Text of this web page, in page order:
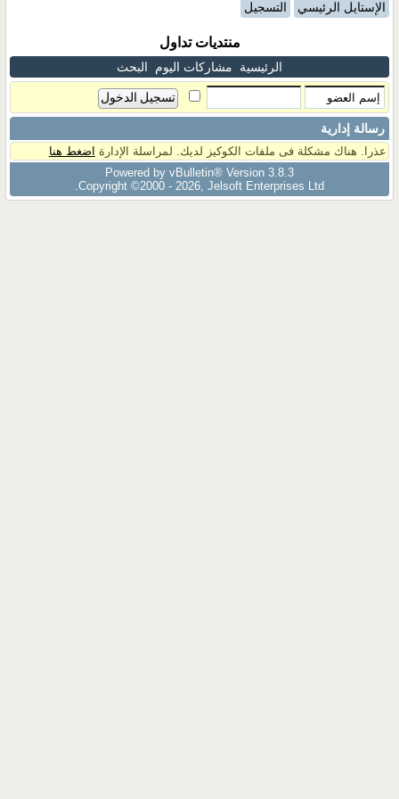
الإستايل الرئيسي التسجيل
منتديات تداول
الرئيسية مشاركات اليوم البحث
رسالة إدارية
عذرا. هناك مشكلة فى ملفات الكوكيز لديك. لمراسلة الإدارة اضغط هنا
Powered by vBulletin® Version 3.8.3
Copyright ©2000 - 2026, Jelsoft Enterprises Ltd.